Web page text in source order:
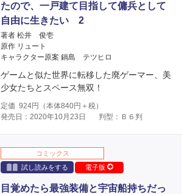
たので、一戸建て目指して傭兵として
自由に生きたい 2
著者 松井 俊壱
原作 リュート
キャラクター原案 鍋島 テツヒロ
ゲームと似た世界に転移した廃ゲーマー、美
少女たちとスペース無双！
定価 924円（本体840円＋税）
発売日：2020年10月23日
判型：Ｂ６判
コミックス
試し読みをする
電子版
目覚めたら最強装備と宇宙船持ちだっ